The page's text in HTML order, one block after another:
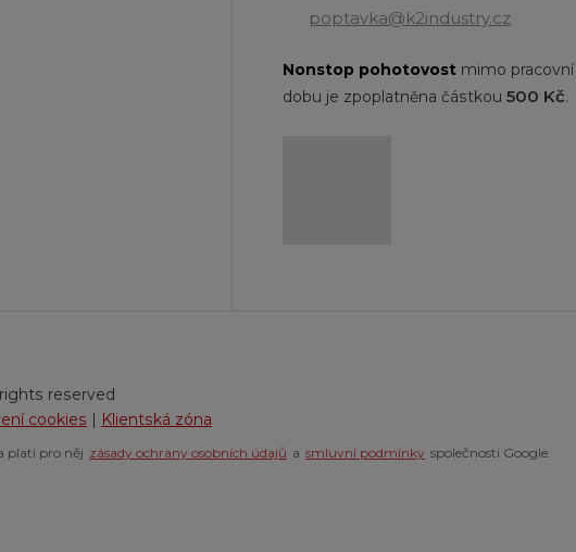
poptavka@k2industry.cz
Nonstop pohotovost mimo pracovní
dobu je zpoplatněna částkou500 Kč.
reserved
cookies | Klientská zóna
platí pro něj zásady ochrany osobních údajů a smluvní podmínky společnosti Google.